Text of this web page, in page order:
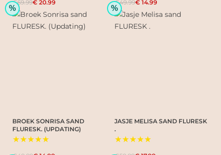
€69.99€ 20.99 €49.99€ 14.99
%
BROEK SONRISA SAND
FLURESK. (UPDATING)
★★★★★
%
JASJE MELISA SAND FLURESK
.
★★★★★